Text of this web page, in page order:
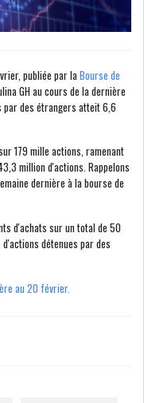
DEUX
SON
RSS
publiée par la Bourse de
GH au cours de la dernière
par des étrangers atteit 6,6
179 mille actions, ramenant
million d'actions. Rappelons
dernière à la bourse de
d'achats sur un total de 50
détenues par des
au 20 février.